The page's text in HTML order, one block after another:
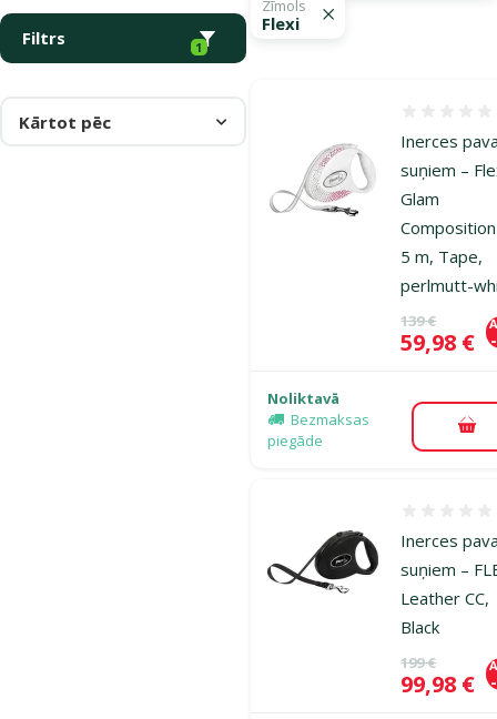
Filtrs 1
Zīmols
Flexi
Kārtot pēc
Inerces
suņiem –
Glam
5 m, Tape,
perlmutt-
Oriģinālā
139 €
Cena
59,98 €
Noliktavā
Bezmaksas
piegāde
Inerces
suņiem –
Leather CC,
Black
Oriģinālā
199 €
Cena
99,98 €